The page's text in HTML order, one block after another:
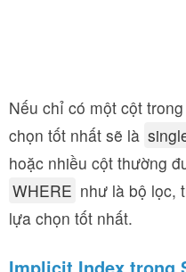
Nếu chỉ có một cột
chọn tốt nhất sẽ là
hoặc nhiều cột thường
WHERE như là bộ lọc,
lựa chọn tốt nhất.
Implicit Index trong